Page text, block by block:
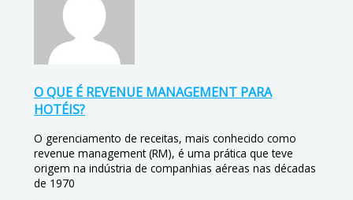
O QUE É REVENUE MANAGEMENT PARA
HOTÉIS?
O gerenciamento de receitas, mais conhecido como
revenue management (RM), é uma prática que teve
origem na indústria de companhias aéreas nas décadas
de 1970